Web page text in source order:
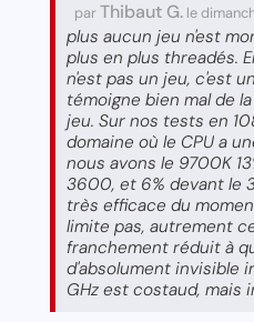
parThibaut G. le
plus aucun jeu n'est
plus en plus threadés.
n'est pas un jeu, c'est
témoigne bien mal de
jeu. Sur nos tests en
domaine où le CPU a
nous avons le 9700K
3600, et 6% devant le
très efficace du
limite pas, autrement
franchement réduit à
d'absolument invisible
GHz est costaud, mais